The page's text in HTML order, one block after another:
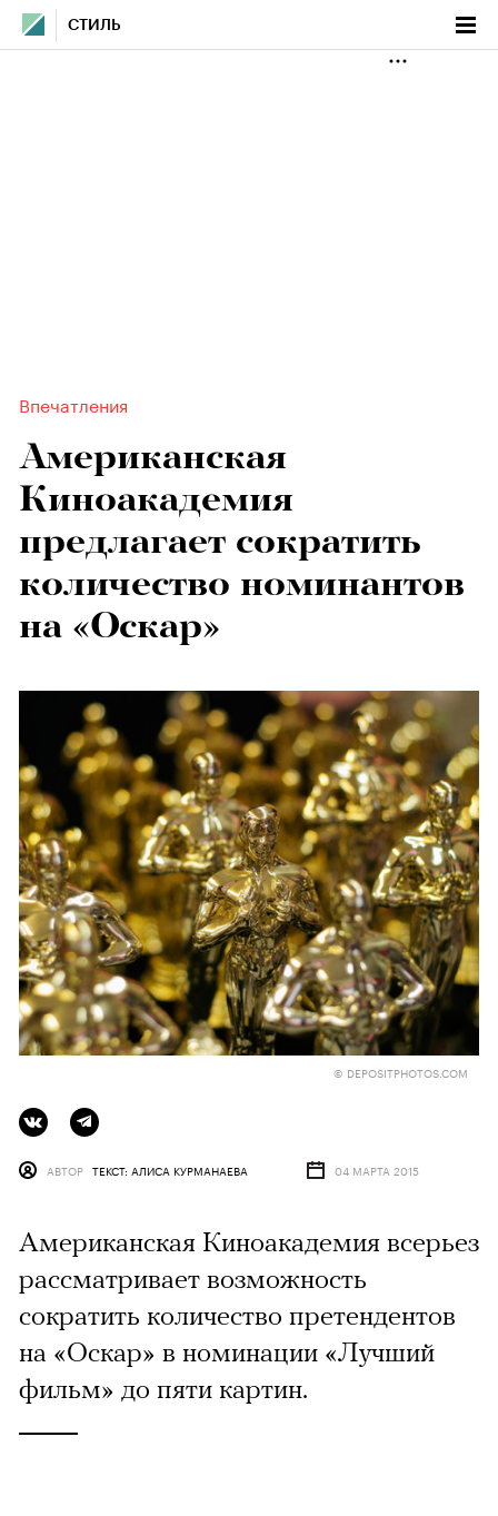
СТИЛЬ
Впечатления
Американская
Киноакадемия
предлагает сократить
количество номинантов
на «Оскар»
© DEPOSITPHOTOS.COM
АВТОР ТЕКСТ: АЛИСА КУРМАНАЕВА 04 МАРТА 2015
Американская Киноакадемия всерьез
рассматривает возможность
сократить количество претендентов
на «Оскар» в номинации «Лучший
фильм» до пяти картин.